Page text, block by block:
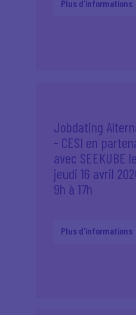
Plus d'informations
Jobdating
- CESI en
avec SEEKUBE le
jeudi 16 avril
9h à 17h
Plus d'informations